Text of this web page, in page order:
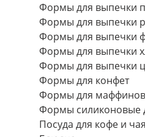
Формы для выпечки
Формы для выпечки
Формы для выпечки
Формы для выпечки
Формы для выпечки
Формы для конфет
Формы для маффинов
Формы силиконовые
Посуда для кофе и чая